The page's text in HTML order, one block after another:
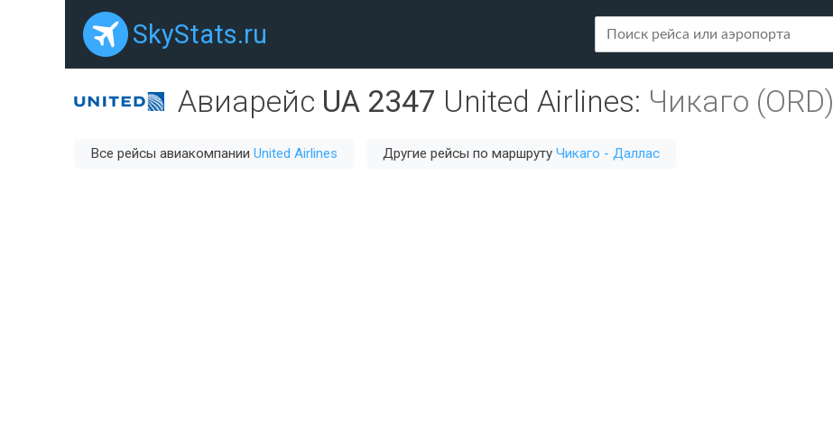
SkyStats.ru
Авиарейс UA 2347 United Airlines: Чикаго (ORD)
Все рейсы авиакомпании United Airlines Другие рейсы по маршруту Чикаго - Даллас